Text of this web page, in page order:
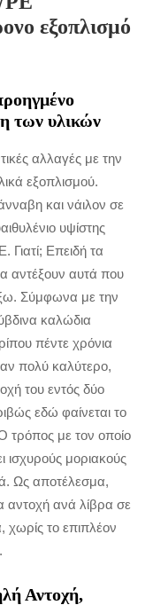
εξοπλισμό
των υλικών
αλλαγές με την
εξοπλισμού.
και νάιλον σε
υψίστης
Επειδή τα
αντέξουν αυτά που
Σύμφωνα με την
καλώδια
πέντε χρόνια
πολύ καλύτερο,
του εντός δύο
εδώ φαίνεται το
τρόπος με τον οποίο
ισχυρούς μοριακούς
Ως αποτέλεσμα,
αντοχή ανά λίβρα σε
χωρίς το επιπλέον
Αντοχή,